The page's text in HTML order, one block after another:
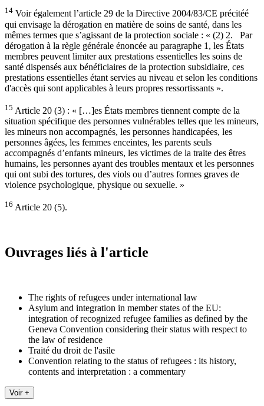
14 Voir également l’article 29 de la Directive 2004/83/CE précitéé
qui envisage la dérogation en matière de soins de santé, dans les
mêmes termes que s’agissant de la protection sociale : « (2) 2. Par
dérogation à la règle générale énoncée au paragraphe 1, les États
membres peuvent limiter aux prestations essentielles les soins de
santé dispensés aux bénéficiaires de la protection subsidiaire, ces
prestations essentielles étant servies au niveau et selon les conditions
d'accès qui sont applicables à leurs propres ressortissants ».
15 Article 20 (3) : « […]es États membres tiennent compte de la
situation spécifique des personnes vulnérables telles que les mineurs,
les mineurs non accompagnés, les personnes handicapées, les
personnes âgées, les femmes enceintes, les parents seuls
accompagnés d’enfants mineurs, les victimes de la traite des êtres
humains, les personnes ayant des troubles mentaux et les personnes
qui ont subi des tortures, des viols ou d’autres formes graves de
violence psychologique, physique ou sexuelle. »
16 Article 20 (5).
Ouvrages liés à l'article
The rights of refugees under international law
Asylum and integration in member states of the EU:
integration of recognized refugee families as defined by the
Geneva Convention considering their status with respect to
the law of residence
Traité du droit de l'asile
Convention relating to the status of refugees : its history,
contents and interpretation : a commentary